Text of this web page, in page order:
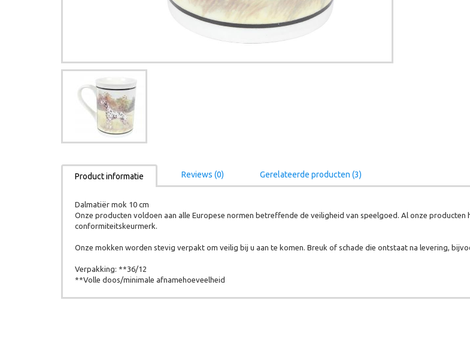
Product informatie Reviews (0) Gerelateerde producten (3)
Dalmatiër mok 10 cm
Onze producten voldoen aan alle Europese normen betreffende de veiligheid van speelgoed. Al onze producten
conformiteitskeurmerk.
Onze mokken worden stevig verpakt om veilig bij u aan te komen. Breuk of schade die ontstaat na levering,
Verpakking: **36/12
**Volle doos/minimale afnamehoeveelheid